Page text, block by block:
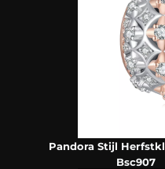
Pandora Stijl
Bsc907